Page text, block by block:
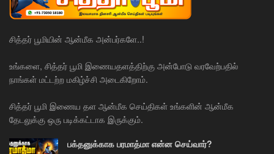
சித்தர் பூமியின் ஆன்மீக அன்பர்களே..!
உங்களை, சித்தர் பூமி இணையதளத்திற்கு அன்போடு வரவேற்பதில்
நாங்கள் மட்டற்ற மகிழ்ச்சி அடைகிறோம்.
சித்தர் பூமி இணைய தள ஆன்மீக செய்திகள் உங்களின் ஆன்மீக
தேடலுக்கு ஒரு படிக்கட்டாக இருக்கும்.
பக்தனுக்காக பரமாத்மா என்ன செய்வார்?